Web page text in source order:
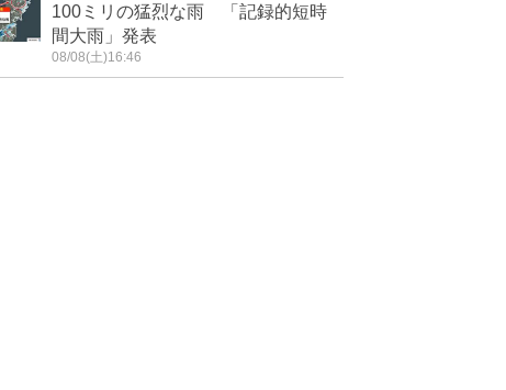
100ミリの猛烈な雨 「記録的短時
間大雨」発表
08/08(土)16:46